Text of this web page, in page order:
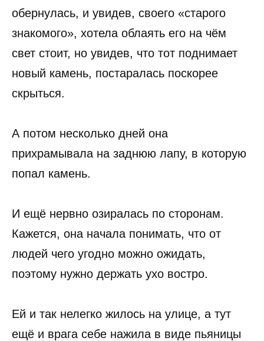
обернулась, и увидев, своего «старого
знакомого», хотела облаять его на чём
свет стоит, но увидев, что тот поднимает
новый камень, постаралась поскорее
скрыться.
А потом несколько дней она
прихрамывала на заднюю лапу, в которую
попал камень.
И ещё нервно озиралась по сторонам.
Кажется, она начала понимать, что от
людей чего угодно можно ожидать,
поэтому нужно держать ухо востро.
Ей и так нелегко жилось на улице, а тут
ещё и врага себе нажила в виде пьяницы